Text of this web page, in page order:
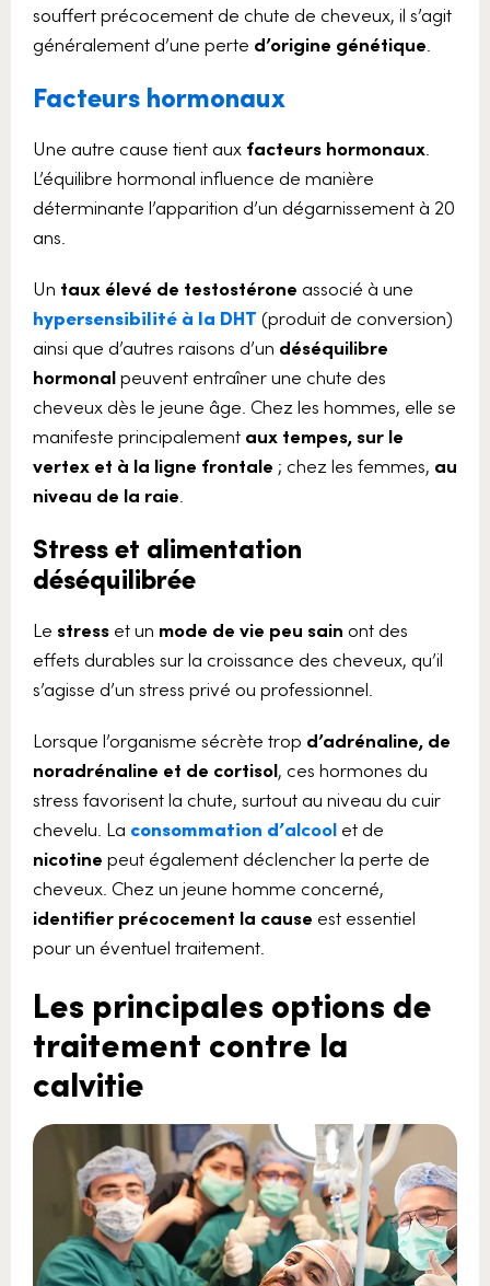
souffert précocement de chute de cheveux, il s’agit
généralement d’une perte d’origine génétique.
Facteurs hormonaux
Une autre cause tient aux facteurs hormonaux.
L’équilibre hormonal influence de manière
déterminante l’apparition d’un dégarnissement à 20
ans.
Un taux élevé de testostérone associé à une
hypersensibilité à la DHT (produit de conversion)
ainsi que d’autres raisons d’un déséquilibre
hormonalpeuvent entraîner une chute des
cheveux dès le jeune âge. Chez les hommes, elle se
manifeste principalement aux tempes, sur le
vertex et à la ligne frontale ; chez les femmes, au
niveau de la raie.
Stress et alimentation
déséquilibrée
Le stress et un mode de vie peu sain ont des
effets durables sur la croissance des cheveux, qu’il
s’agisse d’un stress privé ou professionnel.
Lorsque l’organisme sécrète trop d’adrénaline, de
noradrénaline et de cortisol, ces hormones du
stress favorisent la chute, surtout au niveau du cuir
chevelu. La consommation d’alcool et de
nicotine peut également déclencher la perte de
cheveux. Chez un jeune homme concerné,
identifier précocement la cause est essentiel
pour un éventuel traitement.
Les principales options de
traitement contre la
calvitie